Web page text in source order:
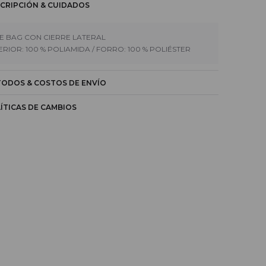
& CUIDADOS
BAG CON CIERRE LATERAL
100 % POLIAMIDA / FORRO: 100 % POLIÉSTER
& COSTOS DE ENVÍO
DE CAMBIOS